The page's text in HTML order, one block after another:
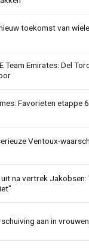
toekomst van
Team Emirates: Del
Favorieten etappe
Ventoux-
na vertrek Jakobsen:
aan in